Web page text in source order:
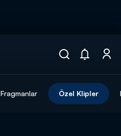
Fragmanlar Özel Klipler